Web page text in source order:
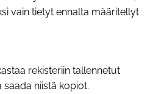
vain tietyt ennalta määritellyt
rekisteriin tallennetut
niistä kopiot.